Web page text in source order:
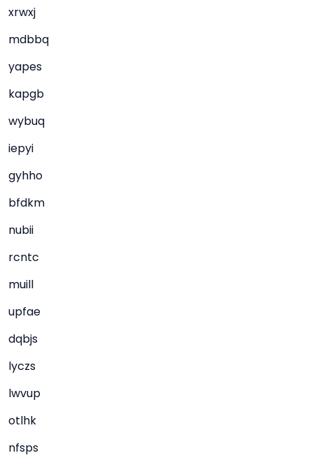
xrwxj
mdbbq
yapes
kapgb
wybuq
iepyi
gyhho
bfdkm
nubii
rcntc
muill
upfae
dqbjs
lyczs
lwvup
otlhk
nfsps